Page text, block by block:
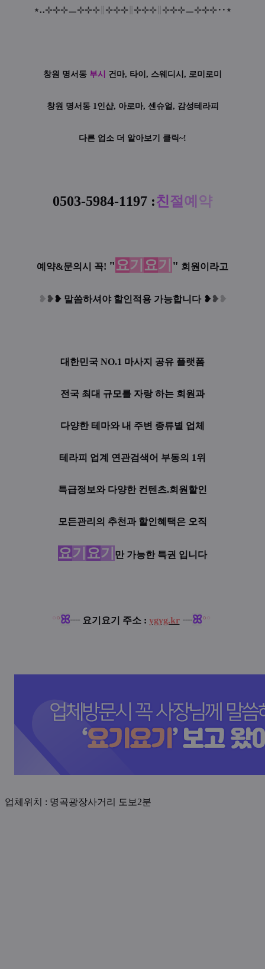
⋆‥⊹⊹⊹ㅡ⊹⊹⊹ ⊹⊹⊹ ⊹⊹⊹ ⊹⊹⊹ㅡ⊹⊹⊹‥ ⋆
창원 명서동 부시 건마, 타이, 스웨디시, 로미로미
창원 명서동 1인샵, 아로마, 센슈얼, 감성테라피
다른 업소 더 알아보기 클릭~!
0503-5984-1197 :친절 예 약
예약&문의시 꼭! "요기 요기 " 회원이라고
❥ ❥❥ 말씀하셔야 할인적용 가능합니다 ❥❥ ❥
대한민국 NO.1 마사지 공유 플랫폼
전국 최대 규모를 자랑 하는 회원과
다양한 테마와 내 주변 종류별 업체
테라피 업계 연관검색어 부동의 1위
특급정보와 다양한 컨텐츠.회원할인
모든관리의 추천과 할인혜택은 오직
요기 요기 만 가능한 특권 입니다
°°ꕤ┈요기요기 주소 : ygyg.kr ┈ꕤ°°
업체위치 : 명곡광장사거리 도보2분